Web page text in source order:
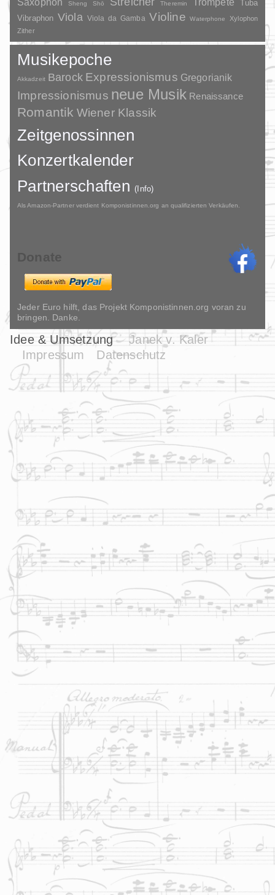
Sheng Shō Theremin
Tuba
Vibraphon Viola Viola da Gamba Violine Waterphone
Xylophon
Zither
Musikepoche
Akkadzeit Barock Expressionismus Gregorianik
Impressionismus neue Musik Renaissance
Romantik Wiener Klassik
Zeitgenossinnen
Konzertkalender
Partnerschaften(Info)
Als Amazon-Partner verdient Komponistinnen.org an qualifizierten Verkäufen.
Donate
Jeder Euro hilft, das Projekt Komponistinnen.org voran zu
bringen. Danke.
Idee & Umsetzung
Janek v. Kaler
Impressum
Datenschutz